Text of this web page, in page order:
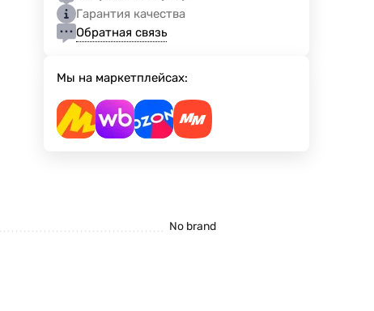
Гарантия качества
Обратная связь
Мы на маркетплейсах:
No brand